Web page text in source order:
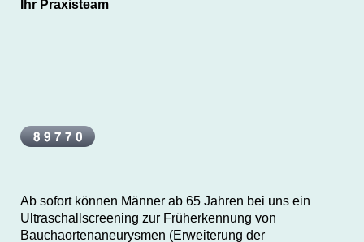
Ihr Praxisteam
Ab sofort können Männer ab 65 Jahren bei uns ein
Ultraschallscreening zur Früherkennung von
Bauchaortenaneurysmen (Erweiterung der